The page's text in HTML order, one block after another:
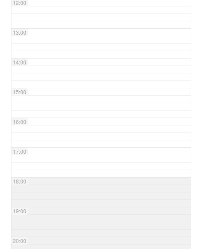
12:00
13:00
14:00
15:00
16:00
17:00
18:00
19:00
20:00